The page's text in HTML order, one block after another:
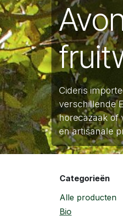
Cideris
verschillende
horecazaak of
en artisanale
Categorieën
Alle producten
Bio